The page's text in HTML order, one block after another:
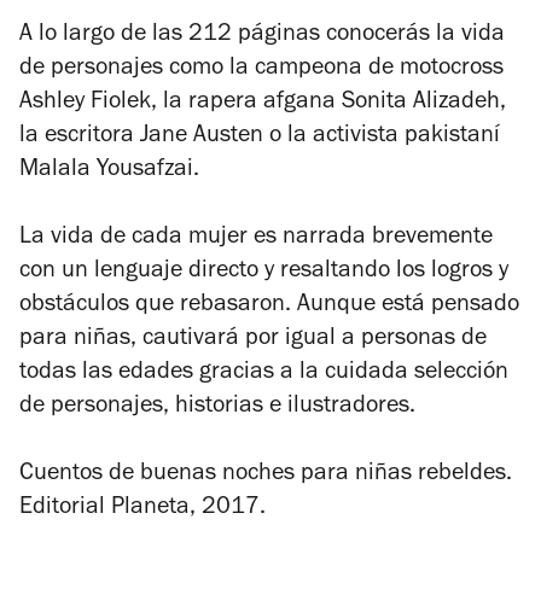
A lo largo de las 212 páginas conocerás la vida
de personajes como la campeona de motocross
Ashley Fiolek, la rapera afgana Sonita Alizadeh,
la escritora Jane Austen o la activista pakistaní
Malala Yousafzai.
La vida de cada mujer es narrada brevemente
con un lenguaje directo y resaltando los logros y
obstáculos que rebasaron. Aunque está pensado
para niñas, cautivará por igual a personas de
todas las edades gracias a la cuidada selección
de personajes, historias e ilustradores.
Cuentos de buenas noches para niñas rebeldes.
Editorial Planeta, 2017.